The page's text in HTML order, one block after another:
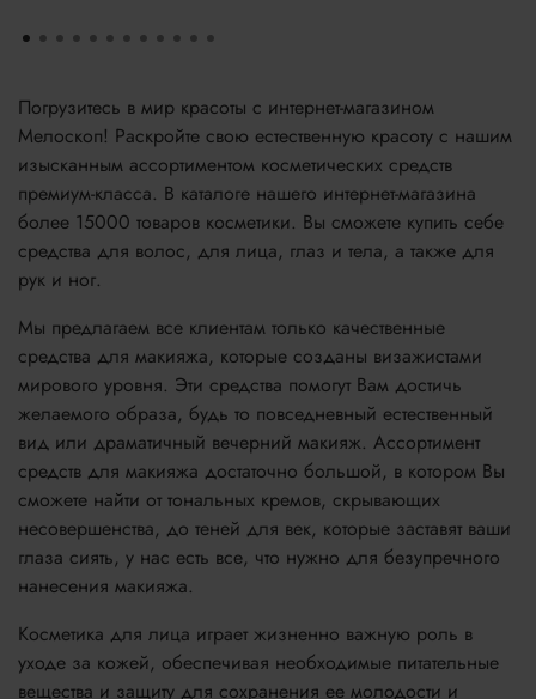
Погрузитесь в мир красоты с интернет-магазином
Мелоскоп! Раскройте свою естественную красоту с нашим
изысканным ассортиментом косметических средств
премиум-класса. В каталоге нашего интернет-магазина
более 15000 товаров косметики. Вы сможете купить себе
средства для волос, для лица, глаз и тела, а также для
рук и ног.
Мы предлагаем все клиентам только качественные
средства для макияжа, которые созданы визажистами
мирового уровня. Эти средства помогут Вам достичь
желаемого образа, будь то повседневный естественный
вид или драматичный вечерний макияж. Ассортимент
средств для макияжа достаточно большой, в котором Вы
сможете найти от тональных кремов, скрывающих
несовершенства, до теней для век, которые заставят ваши
глаза сиять, у нас есть все, что нужно для безупречного
нанесения макияжа.
Косметика для лица играет жизненно важную роль в
уходе за кожей, обеспечивая необходимые питательные
вещества и защиту для сохранения ее молодости и